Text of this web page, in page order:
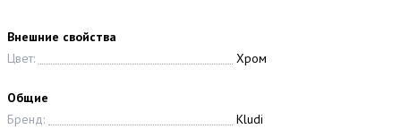
Внешние свойства
Цвет:
Хром
Общие
Бренд:
Kludi